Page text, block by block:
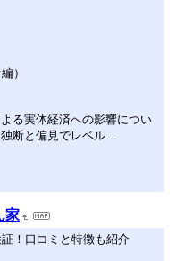
）
る実体経済への影響につい
断と偏見でレベル…
家
！口コミと特徴も紹介